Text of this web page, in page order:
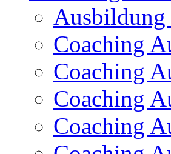
Ausbildung
Coaching
Coaching
Coaching
Coaching